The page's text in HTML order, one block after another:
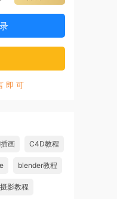
即 可
画 C4D教程
blender教程
摄影教程